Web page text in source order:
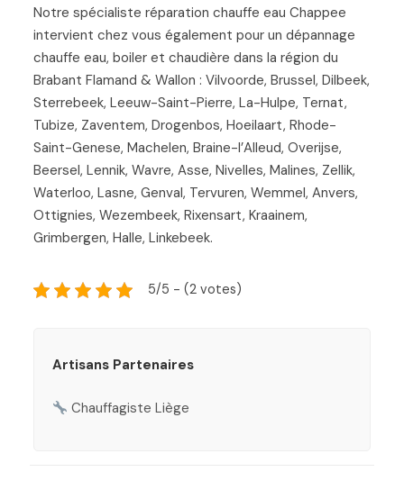
Notre spécialiste réparation chauffe eau Chappee
intervient chez vous également pour un dépannage
chauffe eau, boiler et chaudière dans la région du
Brabant Flamand & Wallon : Vilvoorde, Brussel, Dilbeek,
Sterrebeek, Leeuw-Saint-Pierre, La-Hulpe, Ternat,
Tubize, Zaventem, Drogenbos, Hoeilaart, Rhode-
Saint-Genese, Machelen, Braine-l’Alleud, Overijse,
Beersel, Lennik, Wavre, Asse, Nivelles, Malines, Zellik,
Waterloo, Lasne, Genval, Tervuren, Wemmel, Anvers,
Ottignies, Wezembeek, Rixensart, Kraainem,
Grimbergen, Halle, Linkebeek.
5/5 - (2 votes)
Artisans Partenaires
Chauffagiste Liège